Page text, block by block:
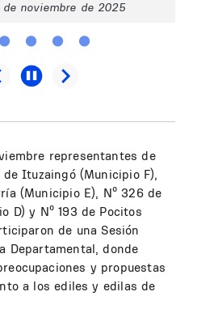
noviembre de 2025
representantes de
de Ituzaingó (Municipio F),
(Municipio E), Nº 326 de
D) y Nº 193 de Pocitos
de una Sesión
Departamental, donde
y propuestas
a los ediles y edilas de